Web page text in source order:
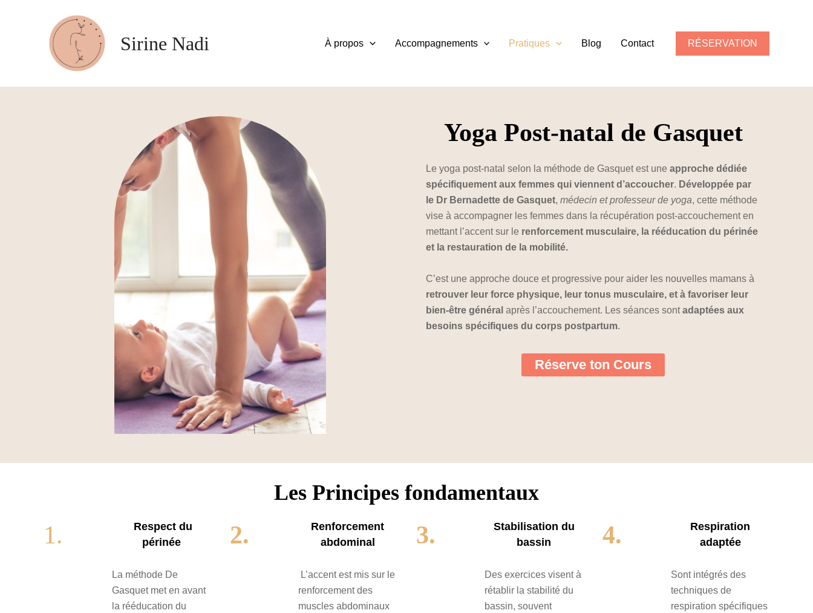
Sirine Nadi À propos Accompagnements Pratiques Blog Contact RÉSERVATION
Yoga Post-natal de Gasquet
Le yoga post-natal selon la méthode de Gasquet est une approche dédiée
spécifiquement aux femmes qui viennent d’accoucher. Développée par
le Dr Bernadette de Gasquet, médecin et professeur de yoga, cette méthode
vise à accompagner les femmes dans la récupération post-accouchement en
mettant l’accent sur le renforcement musculaire, la rééducation du périnée
et la restauration de la mobilité.
C’est une approche douce et progressive pour aider les nouvelles mamans à
retrouver leur force physique, leur tonus musculaire, et à favoriser leur
bien-être général après l’accouchement. Les séances sontadaptées aux
besoins spécifiques du corps postpartum.
Réserve ton Cours
Les Principes fondamentaux
1.
Respect du
périnée
La méthode De
Gasquet met en avant
la rééducation du
2.
Renforcement
abdominal
L’accent est mis sur le
renforcement des
muscles abdominaux
3.
Stabilisation du
bassin
Des exercices visent à
rétablir la stabilité du
bassin, souvent
4.
Respiration
adaptée
Sont intégrés des
techniques de
respiration spécifiques